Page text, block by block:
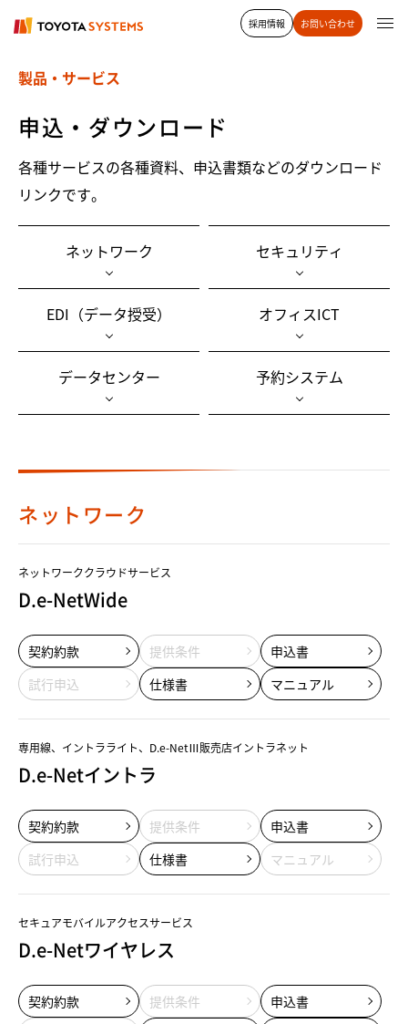
採用情報 お問い合わせ
製品・サービス
申込・ダウンロード
各種サービスの各種資料、申込書類などのダウンロード
リンクです。
ネットワーク セキュリティ
EDI（データ授受） オフィスICT
データセンター 予約システム
ネットワーク
ネットワーククラウドサービス
D.e-NetWide
契約約款 提供条件
申込書
試行申込
仕様書 マニュアル
専用線、イントラライト、D.e-NetⅢ販売店イントラネット
D.e-Netイントラ
契約約款 提供条件
申込書
試行申込
仕様書 マニュアル
セキュアモバイルアクセスサービス
D.e-Netワイヤレス
契約約款 提供条件
申込書